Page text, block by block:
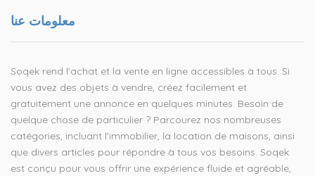
معلومات عنا
Soqek rend l'achat et la vente en ligne accessibles à tous. Si
vous avez des objets à vendre, créez facilement et
gratuitement une annonce en quelques minutes. Besoin de
quelque chose de particulier ? Parcourez nos nombreuses
catégories, incluant l'immobilier, la location de maisons, ainsi
que divers articles pour répondre à tous vos besoins. Soqek
est conçu pour vous offrir une expérience fluide et agréable,